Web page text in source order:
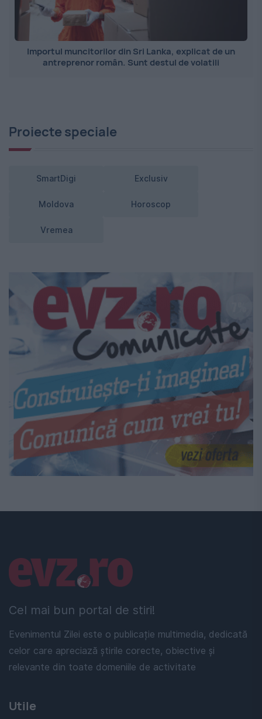
Importul muncitorilor din Sri Lanka, explicat de un
antreprenor român. Sunt destul de volatili
Proiecte speciale
SmartDigi Exclusiv
Moldova Horoscop
Vremea
Cel mai bun portal de stiri!
Evenimentul Zilei este o publicație multimedia, dedicată
celor care apreciază știrile corecte, obiective și
relevante din toate domeniile de activitate
Linkuri utile
Utile